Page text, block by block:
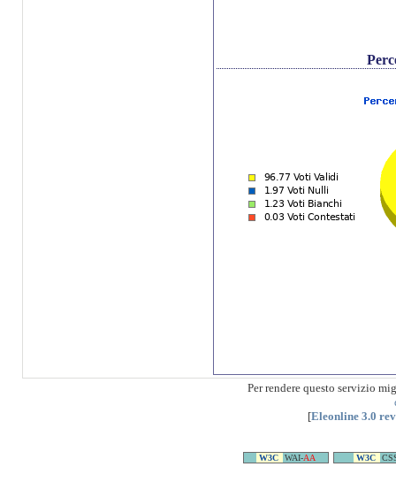
Per rendere questo servizio
[Eleonline 3.0
W3C WAI-AA W3C